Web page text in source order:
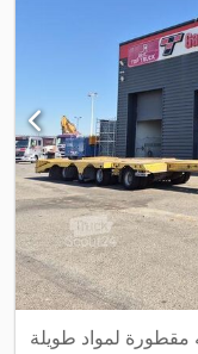
مقطورة لمواد طويلة